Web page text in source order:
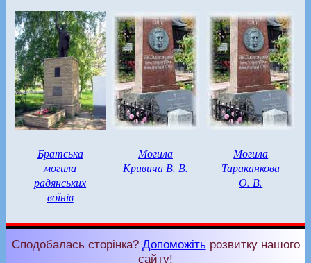
Братська
могила
радянських
воїнів
Могила
Кривича В. В.
Могила
Тараканкова
О. В.
Сподобалась сторінка? Допоможітьрозвитку нашого
сайту!